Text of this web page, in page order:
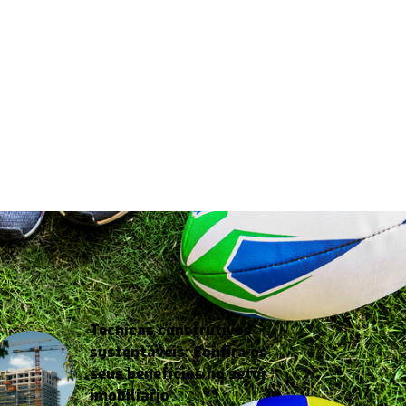
Técnicas construtivas
sustentáveis: Confira os
seus benefícios no setor
imobiliário